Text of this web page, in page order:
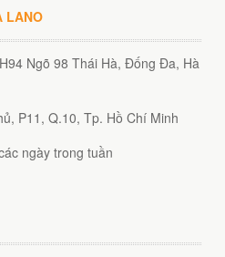
LANO
Ngõ 98 Thái Hà, Đống Đa, Hà
P11, Q.10, Tp. Hồ Chí Minh
ngày trong tuần